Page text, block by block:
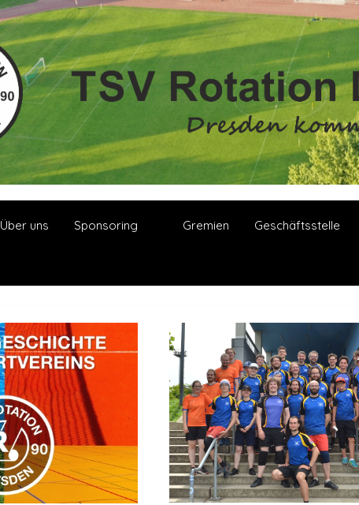
Über uns Sponsoring Gremien Geschäftsstelle